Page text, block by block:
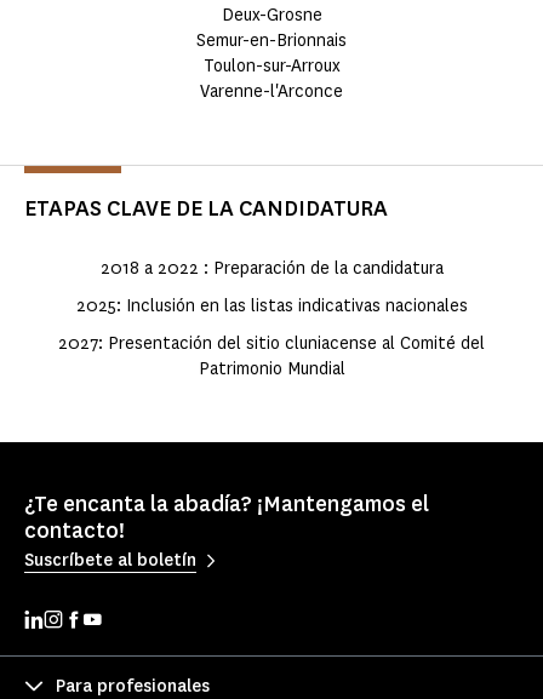
Deux-Grosne
Semur-en-Brionnais
Toulon-sur-Arroux
Varenne-l'Arconce
ETAPAS CLAVE DE LA CANDIDATURA
2018 a 2022 : Preparación de la candidatura
2025: Inclusión en las listas indicativas nacionales
2027: Presentación del sitio cluniacense al Comité del
Patrimonio Mundial
¿Te encanta la abadía? ¡Mantengamos el
contacto!
Suscríbete al boletín
Para profesionales